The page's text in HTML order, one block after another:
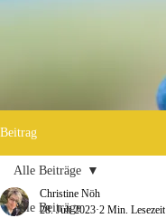
Beitrag
Alle Beiträge
Alle Beiträge
Christine Nöh
28. Juli 2023 2 Min. Lesezeit